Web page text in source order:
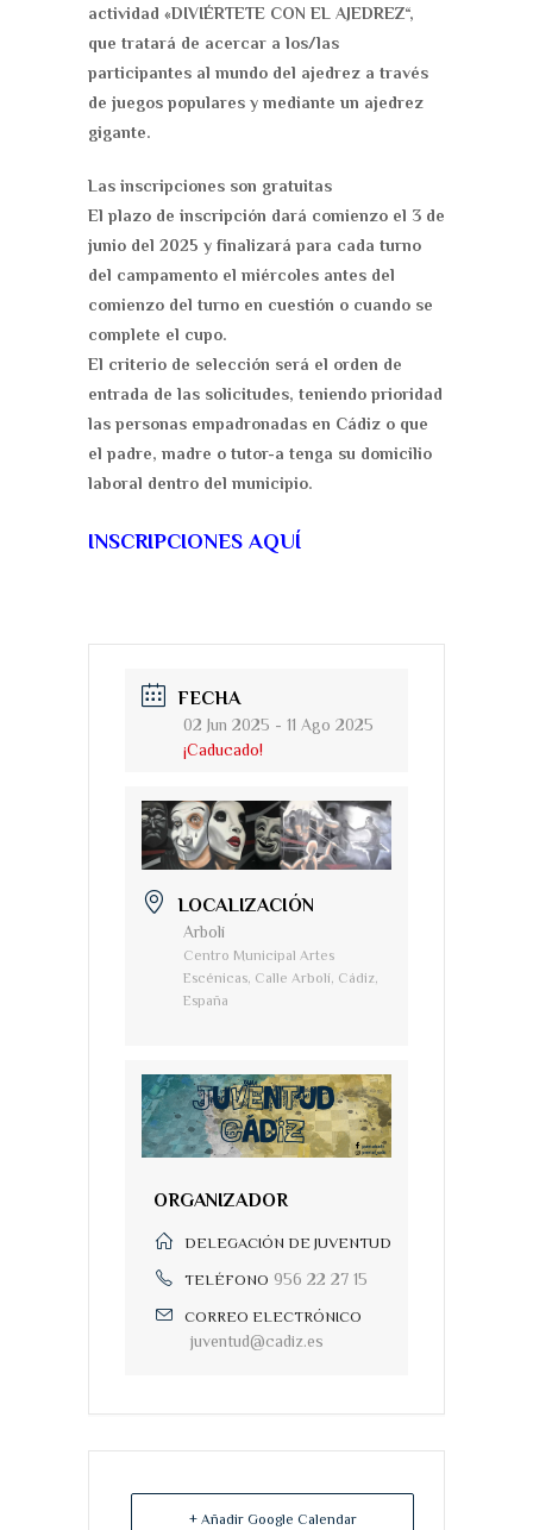
actividad «DIVIÉRTETE CON EL AJEDREZ“,
que tratará de acercar a los/las
participantes al mundo del ajedrez a través
de juegos populares y mediante un ajedrez
gigante.
Las inscripciones son gratuitas
El plazo de inscripción dará comienzo el 3 de
junio del 2025 y finalizará para cada turno
del campamento el miércoles antes del
comienzo del turno en cuestión o cuando se
complete el cupo.
El criterio de selección será el orden de
entrada de las solicitudes, teniendo prioridad
las personas empadronadas en Cádiz o que
el padre, madre o tutor-a tenga su domicilio
laboral dentro del municipio.
INSCRIPCIONES AQUÍ
FECHA
02 Jun 2025 - 11 Ago 2025
¡Caducado!
LOCALIZACIÓN
Arbolí
Centro Municipal Artes
Escénicas, Calle Arbolí, Cádiz,
España
ORGANIZADOR
DELEGACIÓN DE JUVENTUD
TELÉFONO 956 22 27 15
CORREO ELECTRÓNICO
juventud@cadiz.es
+ Añadir Google Calendar